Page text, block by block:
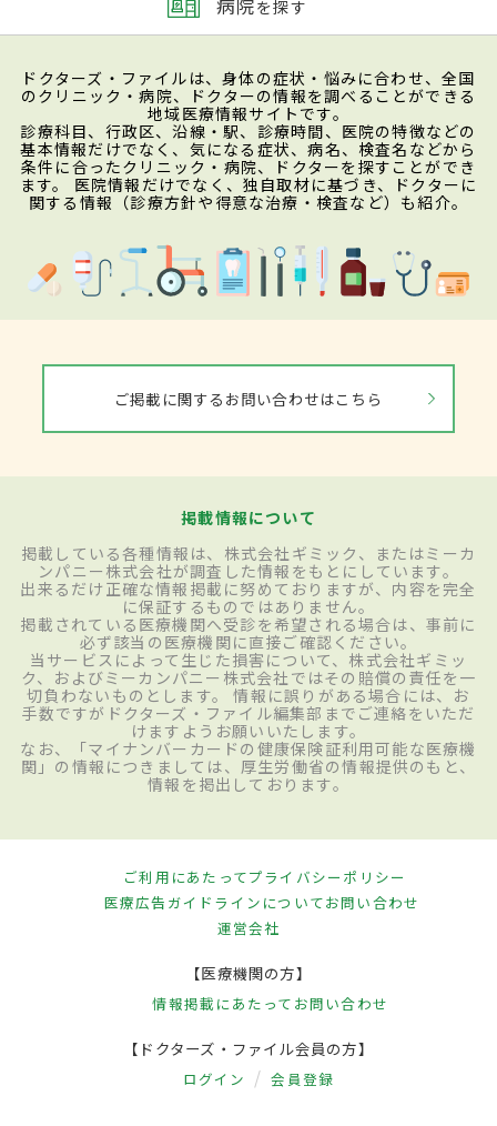
を探す
ドクターズ・ファイルは、身体の症状・悩みに合わせ、全国
のクリニック・病院、ドクターの情報を調べることができる
地域医療情報サイトです。
診療科目、行政区、沿線・駅、診療時間、医院の特徴などの
基本情報だけでなく、気になる症状、病名、検査名などから
条件に合ったクリニック・病院、ドクターを探すことができ
ます。 医院情報だけでなく、独自取材に基づき、ドクターに
関する情報（診療方針や得意な治療・検査など）も紹介。
ご掲載に関するお問い合わせはこちら
掲載情報について
掲載している各種情報は、株式会社ギミック、またはミーカ
ンパニー株式会社が調査した情報をもとにしています。
出来るだけ正確な情報掲載に努めておりますが、内容を完全
に保証するものではありません。
掲載されている医療機関へ受診を希望される場合は、事前に
必ず該当の医療機関に直接ご確認ください。
当サービスによって生じた損害について、株式会社ギミッ
ク、およびミーカンパニー株式会社ではその賠償の責任を一
切負わないものとします。 情報に誤りがある場合には、お
手数ですがドクターズ・ファイル編集部までご連絡をいただ
けますようお願いいたします。
なお、「マイナンバーカードの健康保険証利用可能な医療機
関」の情報につきましては、厚生労働省の情報提供のもと、
情報を掲出しております。
ご利用にあたってプライバシーポリシー
医療広告ガイドラインについてお問い合わせ
運営会社
【医療機関の方】
情報掲載にあたって お問い合わせ
【ドクターズ・ファイル会員の方】
ログイン 会員登録